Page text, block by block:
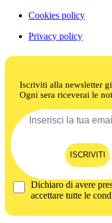
Cookies policy
Privacy policy
Iscriviti alla newsletter
Ogni sera riceverai le
ISCRIVITI
Dichiaro di avere
accettare tutte le